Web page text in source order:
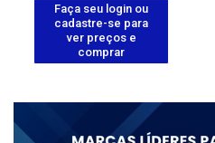
Faça seu login ou
cadastre-se para
ver preços e
comprar